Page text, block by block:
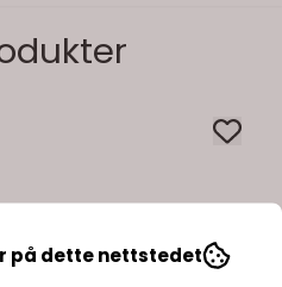
på dette nettstedet